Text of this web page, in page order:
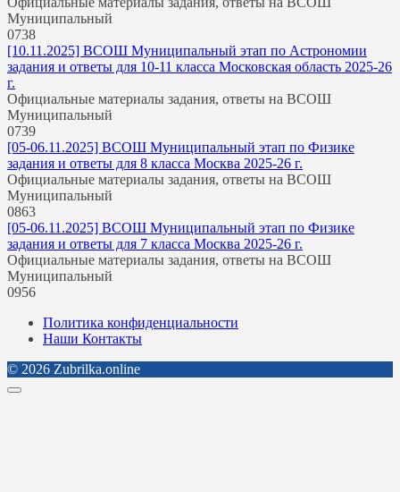
Муниципальный
0738
[10.11.2025] ВСОШ Муниципальный этап по Астрономии
задания и ответы для 10-11 класса Московская область 2025-26
г.
Официальные материалы задания, ответы на ВСОШ
Муниципальный
0739
[05-06.11.2025] ВСОШ Муниципальный этап по Физике
задания и ответы для 8 класса Москва 2025-26 г.
Официальные материалы задания, ответы на ВСОШ
Муниципальный
0863
[05-06.11.2025] ВСОШ Муниципальный этап по Физике
задания и ответы для 7 класса Москва 2025-26 г.
Официальные материалы задания, ответы на ВСОШ
Муниципальный
0956
Политика конфиденциальности
Наши Контакты
© 2026 Zubrilka.online